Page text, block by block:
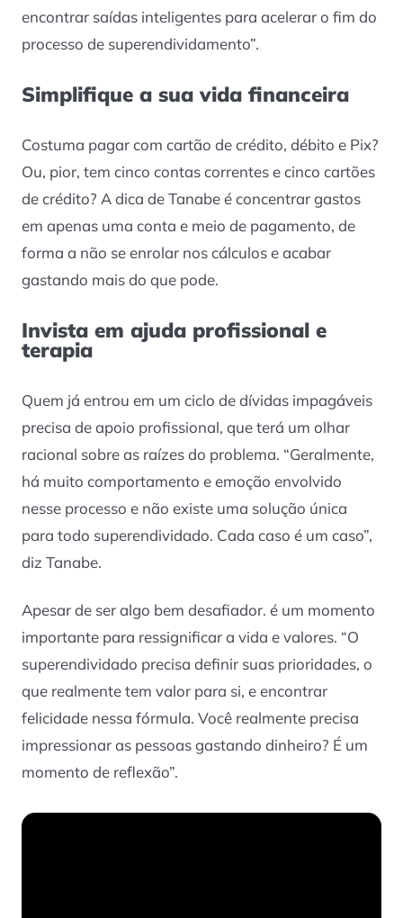
encontrar saídas inteligentes para acelerar o fim do
processo de superendividamento”.
Simplifique a sua vida financeira
Costuma pagar com cartão de crédito, débito e Pix?
Ou, pior, tem cinco contas correntes e cinco cartões
de crédito? A dica de Tanabe é concentrar gastos
em apenas uma conta e meio de pagamento, de
forma a não se enrolar nos cálculos e acabar
gastando mais do que pode.
Invista em ajuda profissional e
terapia
Quem já entrou em um ciclo de dívidas impagáveis
precisa de apoio profissional, que terá um olhar
racional sobre as raízes do problema. “Geralmente,
há muito comportamento e emoção envolvido
nesse processo e não existe uma solução única
para todo superendividado. Cada caso é um caso”,
diz Tanabe.
Apesar de ser algo bem desafiador. é um momento
importante para ressignificar a vida e valores. “O
superendividado precisa definir suas prioridades, o
que realmente tem valor para si, e encontrar
felicidade nessa fórmula. Você realmente precisa
impressionar as pessoas gastando dinheiro? É um
momento de reflexão”.